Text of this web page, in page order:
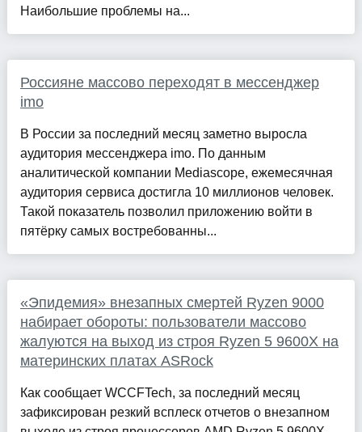
Наибольшие проблемы на...
Россияне массово переходят в мессенджер
imo
В России за последний месяц заметно выросла
аудитория мессенджера imo. По данным
аналитической компании Mediascope, ежемесячная
аудитория сервиса достигла 10 миллионов человек.
Такой показатель позволил приложению войти в
пятёрку самых востребованны...
«Эпидемия» внезапных смертей Ryzen 9000
набирает обороты: пользователи массово
жалуются на выход из строя Ryzen 5 9600X на
материнских платах ASRock
Как сообщает WCCFTech, за последний месяц
зафиксирован резкий всплеск отчетов о внезапном